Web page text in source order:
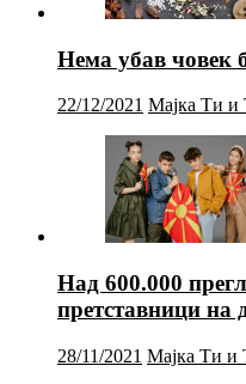
Нема убав човек
22/12/2021 Мајка Ти и
Над 600.000
претставници
28/11/2021 Мајка Ти и